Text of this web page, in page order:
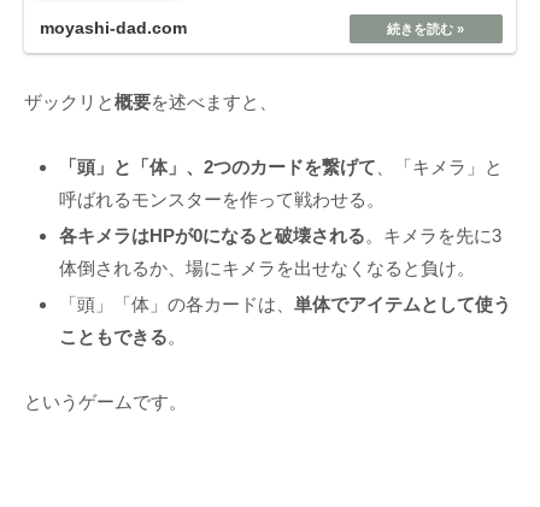
moyashi-dad.com
ザックリと概要を述べますと、
「頭」と「体」、2つのカードを繋げて 、「キメラ」と
呼ばれるモンスターを作って戦わせる。
各キメラはHPが0になると破壊される。キメラを先に3
体倒されるか、場にキメラを出せなくなると負け。
「頭」「体」の各カードは、 単体でアイテムとして使う
こともできる。
というゲームです。